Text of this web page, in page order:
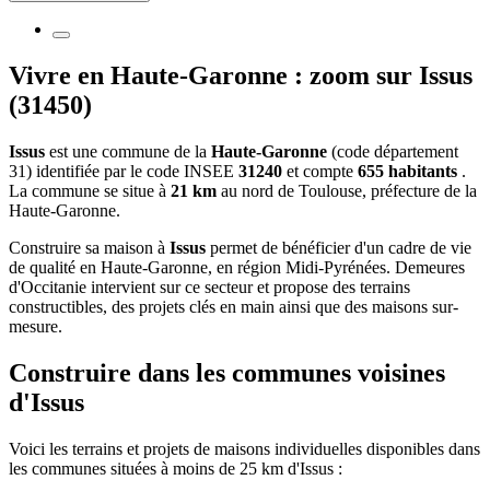
Vivre en Haute-Garonne : zoom sur Issus
(31450)
Issus est une commune de la Haute-Garonne (code département
31) identifiée par le code INSEE 31240 et compte 655 habitants .
La commune se situe à 21 km au nord de Toulouse, préfecture de la
Haute-Garonne.
Construire sa maison à Issus permet de bénéficier d'un cadre de vie
de qualité en Haute-Garonne, en région Midi-Pyrénées. Demeures
d'Occitanie intervient sur ce secteur et propose des terrains
constructibles, des projets clés en main ainsi que des maisons sur-
mesure.
Construire dans les communes voisines
d'Issus
Voici les terrains et projets de maisons individuelles disponibles dans
les communes situées à moins de 25 km d'Issus :